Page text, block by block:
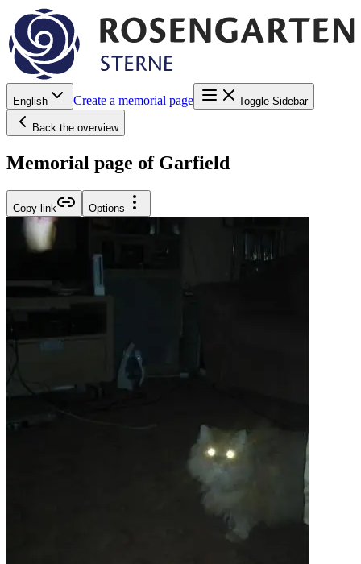
English Create a memorial page Toggle Sidebar
Back the overview
Memorial page of Garfield
Copy link Options